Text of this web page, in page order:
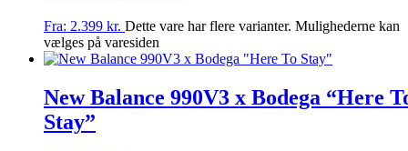
Fra: 2.399 kr. Dette vare har flere varianter. Mulighederne kan
vælges på varesiden
New Balance 990V3 x Bodega “Here
Stay”